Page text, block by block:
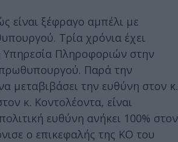
είναι ξέφραγο αμπέλι με
Τρία χρόνια έχει
Υπηρεσία Πληροφοριών στην
πρωθυπουργού. Παρά την
μεταβιβάσει την ευθύνη στον κ.
κ. Κοντολέοντα, είναι
ευθύνη ανήκει 100% στον
ο επικεφαλής της ΚΟ του